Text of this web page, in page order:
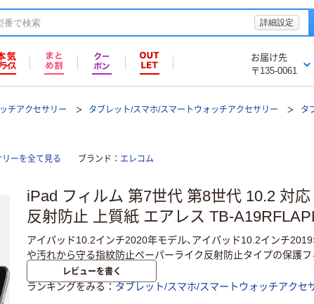
詳細設定
お届け先
〒135-0061
チアクセサリー タブレット/スマホ/スマートウォッチアクセサリー
タ
ーを全て見る ブランド エレコム
iPad フィルム 第7世代 第8世代 10.2 対
反射防止 上質紙 エアレス TB-
アイパッド10.2インチ2020年モデル、アイパッド10.2インチ
や汚れから守る指紋防止ペーパーライク反射防止タイプの保護フ
レビューを書く
ランキングをみる タブレット/スマホ/スマートウォッチアクセ